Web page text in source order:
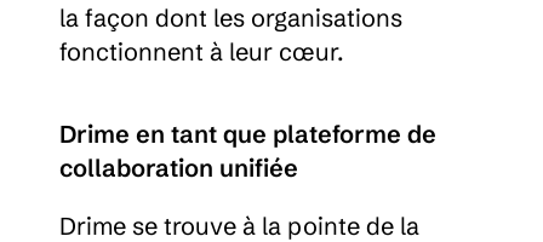
la façon dont les organisations
fonctionnent à leur cœur.
Drime en tant que plateforme de
collaboration unifiée
Drime se trouve à la pointe de la